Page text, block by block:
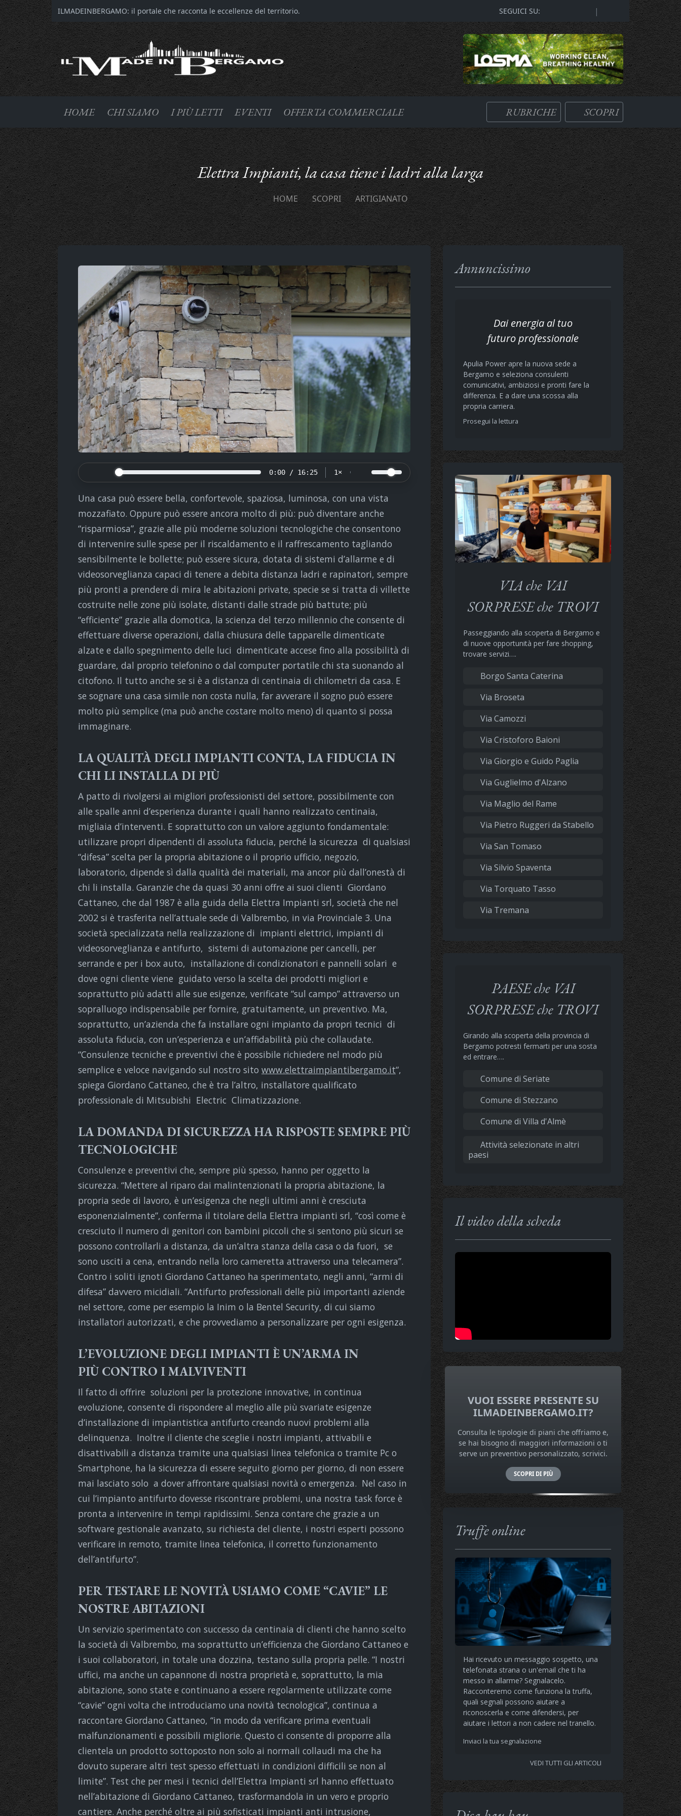
ILMADEINBERGAMO: il portale che racconta le eccellenze del territorio. SEGUICI SU: |
HOME CHI SIAMO I PIÙ LETTI EVENTI OFFERTA COMMERCIALE RUBRICHE SCOPRI
Elettra Impianti, la casa tiene i ladri alla larga
HOME SCOPRI ARTIGIANATO
0:00 / 16:25 1×
Una casa può essere bella, confortevole, spaziosa, luminosa, con una vista
mozzafiato. Oppure può essere ancora molto di più: può diventare anche
“risparmiosa”, grazie alle più moderne soluzioni tecnologiche che consentono
di intervenire sulle spese per il riscaldamento e il raffrescamento tagliando
sensibilmente le bollette; può essere sicura, dotata di sistemi d’allarme e di
videosorveglianza capaci di tenere a debita distanza ladri e rapinatori, sempre
più pronti a prendere di mira le abitazioni private, specie se si tratta di villette
costruite nelle zone più isolate, distanti dalle strade più battute; più
“efficiente” grazie alla domotica, la scienza del terzo millennio che consente di
effettuare diverse operazioni, dalla chiusura delle tapparelle dimenticate
alzate e dallo spegnimento delle luci dimenticate accese fino alla possibilità di
guardare, dal proprio telefonino o dal computer portatile chi sta suonando al
citofono. Il tutto anche se si è a distanza di centinaia di chilometri da casa. E
se sognare una casa simile non costa nulla, far avverare il sogno può essere
molto più semplice (ma può anche costare molto meno) di quanto si possa
immaginare.
LA QUALITÀ DEGLI IMPIANTI CONTA, LA FIDUCIA IN
CHI LI INSTALLA DI PIÙ
A patto di rivolgersi ai migliori professionisti del settore, possibilmente con
alle spalle anni d’esperienza durante i quali hanno realizzato centinaia,
migliaia d’interventi. E soprattutto con un valore aggiunto fondamentale:
utilizzare propri dipendenti di assoluta fiducia, perché la sicurezza di qualsiasi
“difesa” scelta per la propria abitazione o il proprio ufficio, negozio,
laboratorio, dipende sì dalla qualità dei materiali, ma ancor più dall’onestà di
chi li installa. Garanzie che da quasi 30 anni offre ai suoi clienti Giordano
Cattaneo, che dal 1987 è alla guida della Elettra Impianti srl, società che nel
2002 si è trasferita nell’attuale sede di Valbrembo, in via Provinciale 3. Una
società specializzata nella realizzazione di impianti elettrici, impianti di
videosorveglianza e antifurto, sistemi di automazione per cancelli, per
serrande e per i box auto, installazione di condizionatori e pannelli solari e
dove ogni cliente viene guidato verso la scelta dei prodotti migliori e
soprattutto più adatti alle sue esigenze, verificate “sul campo” attraverso un
sopralluogo indispensabile per fornire, gratuitamente, un preventivo. Ma,
soprattutto, un’azienda che fa installare ogni impianto da propri tecnici di
assoluta fiducia, con un’esperienza e un’affidabilità più che collaudate.
“Consulenze tecniche e preventivi che è possibile richiedere nel modo più
semplice e veloce navigando sul nostro sito www.elettraimpiantibergamo.it“,
spiega Giordano Cattaneo, che è tra l’altro, installatore qualificato
professionale di Mitsubishi Electric Climatizzazione.
LA DOMANDA DI SICUREZZA HA RISPOSTE SEMPRE PIÙ
TECNOLOGICHE
Consulenze e preventivi che, sempre più spesso, hanno per oggetto la
sicurezza. “Mettere al riparo dai malintenzionati la propria abitazione, la
propria sede di lavoro, è un’esigenza che negli ultimi anni è cresciuta
esponenzialmente”, conferma il titolare della Elettra impianti srl, “così come è
cresciuto il numero di genitori con bambini piccoli che si sentono più sicuri se
possono controllarli a distanza, da un’altra stanza della casa o da fuori, se
sono usciti a cena, entrando nella loro cameretta attraverso una telecamera”.
Contro i soliti ignoti Giordano Cattaneo ha sperimentato, negli anni, “armi di
difesa” davvero micidiali. “Antifurto professionali delle più importanti aziende
nel settore, come per esempio la Inim o la Bentel Security, di cui siamo
installatori autorizzati, e che provvediamo a personalizzare per ogni esigenza.
L’EVOLUZIONE DEGLI IMPIANTI È UN’ARMA IN
PIÙ CONTRO I MALVIVENTI
Il fatto di offrire soluzioni per la protezione innovative, in continua
evoluzione, consente di rispondere al meglio alle più svariate esigenze
d’installazione di impiantistica antifurto creando nuovi problemi alla
delinquenza. Inoltre il cliente che sceglie i nostri impianti, attivabili e
disattivabili a distanza tramite una qualsiasi linea telefonica o tramite Pc o
Smartphone, ha la sicurezza di essere seguito giorno per giorno, di non essere
mai lasciato solo a dover affrontare qualsiasi novità o emergenza. Nel caso in
cui l’impianto antifurto dovesse riscontrare problemi, una nostra task force è
pronta a intervenire in tempi rapidissimi. Senza contare che grazie a un
software gestionale avanzato, su richiesta del cliente, i nostri esperti possono
verificare in remoto, tramite linea telefonica, il corretto funzionamento
dell’antifurto”.
PER TESTARE LE NOVITÀ USIAMO COME “CAVIE” LE
NOSTRE ABITAZIONI
Un servizio sperimentato con successo da centinaia di clienti che hanno scelto
la società di Valbrembo, ma soprattutto un’efficienza che Giordano Cattaneo e
i suoi collaboratori, in totale una dozzina, testano sulla propria pelle. “I nostri
uffici, ma anche un capannone di nostra proprietà e, soprattutto, la mia
abitazione, sono state e continuano a essere regolarmente utilizzate come
“cavie” ogni volta che introduciamo una novità tecnologica”, continua a
raccontare Giordano Cattaneo, “in modo da verificare prima eventuali
malfunzionamenti e possibili migliorie. Questo ci consente di proporre alla
clientela un prodotto sottoposto non solo ai normali collaudi ma che ha
dovuto superare altri test spesso effettuati in condizioni difficili se non al
limite”. Test che per mesi i tecnici dell’Elettra Impianti srl hanno effettuato
nell’abitazione di Giordano Cattaneo, trasformandola in un vero e proprio
cantiere. Anche perché oltre ai più sofisticati impianti anti intrusione,
Annuncissimo
Dai energia al tuo
futuro professionale
Apulia Power apre la nuova sede a
Bergamo e seleziona consulenti
comunicativi, ambiziosi e pronti fare la
differenza. E a dare una scossa alla
propria carriera.
Prosegui la lettura
VIA che VAI
SORPRESE che TROVI
Passeggiando alla scoperta di Bergamo e
di nuove opportunità per fare shopping,
trovare servizi….
Borgo Santa Caterina
Via Broseta
Via Camozzi
Via Cristoforo Baioni
Via Giorgio e Guido Paglia
Via Guglielmo d'Alzano
Via Maglio del Rame
Via Pietro Ruggeri da Stabello
Via San Tomaso
Via Silvio Spaventa
Via Torquato Tasso
Via Tremana
PAESE che VAI
SORPRESE che TROVI
Girando alla scoperta della provincia di
Bergamo potresti fermarti per una sosta
ed entrare….
Comune di Seriate
Comune di Stezzano
Comune di Villa d'Almè
Attività selezionate in altri
paesi
Il video della scheda
VUOI ESSERE PRESENTE SU
ILMADEINBERGAMO.IT?
Consulta le tipologie di piani che offriamo e,
se hai bisogno di maggiori informazioni o ti
serve un preventivo personalizzato, scrivici.
SCOPRI DI PIÙ
Truffe online
Hai ricevuto un messaggio sospetto, una
telefonata strana o un'email che ti ha
messo in allarme? Segnalacelo.
Racconteremo come funziona la truffa,
quali segnali possono aiutare a
riconoscerla e come difendersi, per
aiutare i lettori a non cadere nel tranello.
Inviaci la tua segnalazione
VEDI TUTTI GLI ARTICOLI